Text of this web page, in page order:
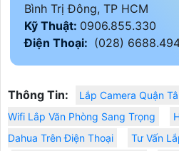
Bình Trị Đông, TP HCM
Kỹ Thuật: 0906.855.330
Điện Thoại: (028)
Thông Tin: Lắp Camera Quận
Wifi Lắp Văn Phòng Sang Trọng
Dahua Trên Điện Thoại
Tư Vấn